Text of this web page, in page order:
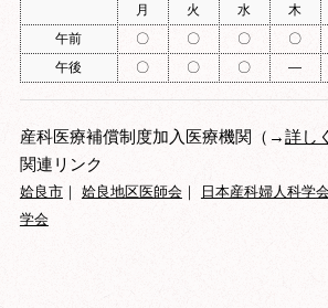
月 火 水 木
午前
〇 〇 〇 〇
午後
〇 〇 〇 ―
産科医療補償制度加入医療機関（→詳し
関連リンク
姶良市｜ 姶良地区医師会｜ 日本産科婦人科学
学会